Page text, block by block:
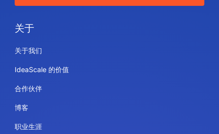
关于
关于我们
IdeaScale 的价值
合作伙伴
博客
职业生涯